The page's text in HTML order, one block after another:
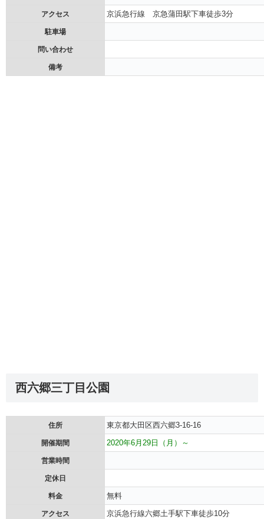
アクセス 京浜急行線 京急蒲田駅下車徒歩3分
駐車場
問い合わせ
備考
西六郷三丁目公園
住所 東京都大田区西六郷3-16-16
開催期間 2020年6月29日（月）～
営業時間
定休日
料金 無料
アクセス 京浜急行線六郷土手駅下車徒歩10分